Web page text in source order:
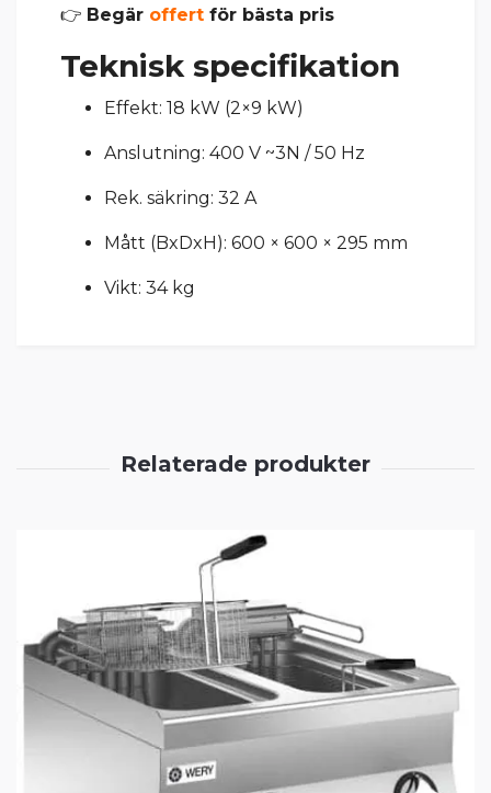
👉 Begär offert för bästa pris
Teknisk specifikation
Effekt: 18 kW (2×9 kW)
Anslutning: 400 V ~3N / 50 Hz
Rek. säkring: 32 A
Mått (BxDxH): 600 × 600 × 295 mm
Vikt: 34 kg